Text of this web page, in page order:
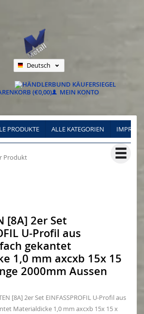
Deutsch
Français
(€0,00) MEIN KONTO
PRODUKTE ALLE KATEGORIEN
[8A] 2er Set
U-Profil aus
gekantet
1,0 mm axcxb 15x 15
2000mm Aussen
[8A] 2er Set EINFASSPROFIL U-Profil aus
Materialdicke 1,0 mm axcxb 15x 15 x